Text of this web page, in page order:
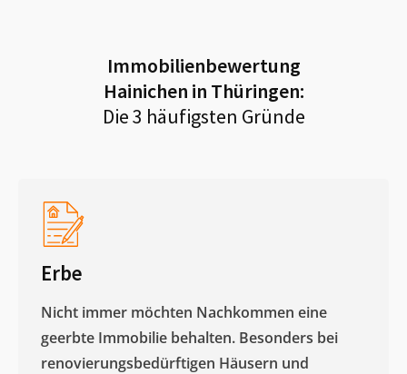
Immobilienbewertung
Hainichen in Thüringen:
Die 3 häufigsten Gründe
Erbe
Nicht immer möchten Nachkommen eine
geerbte Immobilie behalten. Besonders bei
renovierungsbedürftigen Häusern und